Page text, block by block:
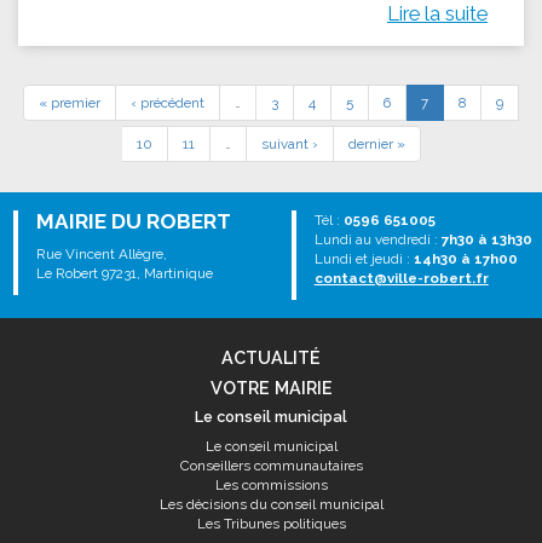
Lire la suite
« premier ‹ précédent … 3 4 5 6 7 8 9
10 11 … suivant › dernier »
MAIRIE DU ROBERT
Rue Vincent Allègre,
Le Robert 97231, Martinique
Tél : 0596 651005
Lundi au vendredi : 7h30 à 13h30
Lundi et jeudi : 14h30 à 17h00
contact@ville-robert.fr
ACTUALITÉ
VOTRE MAIRIE
Le conseil municipal
Le conseil municipal
Conseillers communautaires
Les commissions
Les décisions du conseil municipal
Les Tribunes politiques